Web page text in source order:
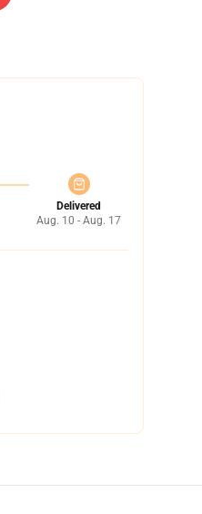
Delivered
Aug. 10 - Aug. 17